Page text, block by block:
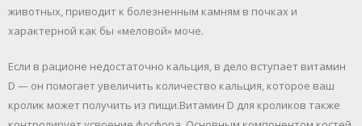
животных, приводит к болезненным камням в почках и
характерной как бы «меловой» моче.
Если в рационе недостаточно кальция, в дело вступает витамин
D — он помогает увеличить количество кальция, которое ваш
кролик может получить из пищи.Витамин D для кроликов также